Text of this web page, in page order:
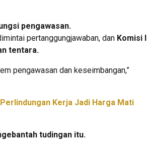
pengawasan.
pertanggungjawaban, dan Komisi I
tentara.
pengawasan dan keseimbangan,”
Kerja Jadi Harga Mati
tudingan itu.